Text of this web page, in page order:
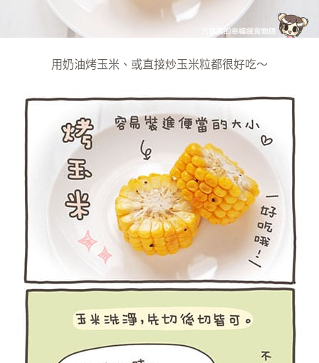
用奶油烤玉米、或直接炒玉米粒都很好吃～